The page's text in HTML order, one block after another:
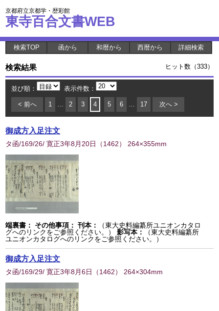
京都府立京都学・歴彩館
東寺百合文書WEB
検索TOP 函から 和暦から 西暦から 詳細検索
検索結果 ヒット数（333）
並び順： 表示件数：
< 前へ 1 … 2 3 4 5 6 … 17 次へ >
御成方入足注文
タ函/169/26/ 寛正3年8月20日 （1462） 264×355mm
端裏書： その他事項： 刊本：
（東大史料編纂所ユニオンカタロ
グへのリンクをご参照ください。）
影写本：
（東大史料編纂所
ユニオンカタログへのリンクをご参照ください。）
御成方入足注文
タ函/169/29/ 寛正3年8月6日 （1462） 264×304mm